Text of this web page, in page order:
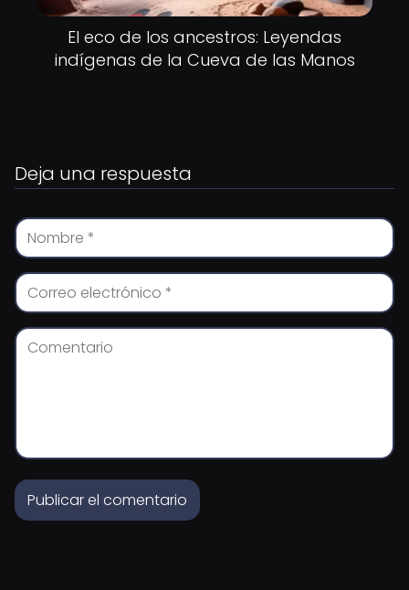
El eco de los ancestros: Leyendas
indígenas de la Cueva de las Manos
Deja una respuesta